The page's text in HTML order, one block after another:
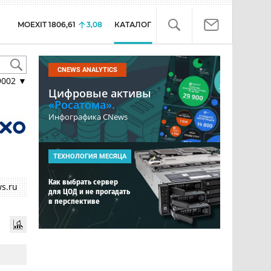
MOEXIT 1806,61 3,08 КАТАЛОГ
▼
CNEWS ANALYTICS
Цифровые активы
«Росатома».
Инфографика CNews
ТЕХНОЛОГИЯ МЕСЯЦА
Как выбрать сервер
для ЦОД и не прогадать
в перспективе